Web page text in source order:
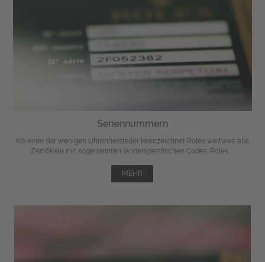
Seriennummern
Als einer der wenigen Uhrenhersteller kennzeichnet Rolex weltweit alle
Zertifikate mit sogenannten länderspezifischen Codes. Rolex ...
MEHR